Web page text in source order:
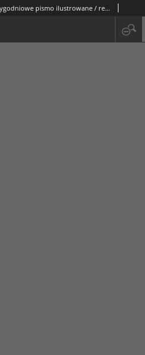
Ogrodnik : dwutygodniowe pismo ilustrowane / red. Stefan Skawiński. R. 29, nr 8 (15 kwietnia 1939)